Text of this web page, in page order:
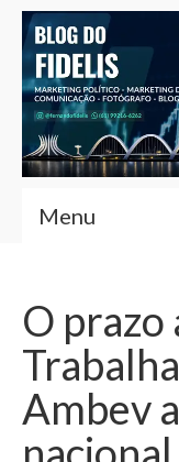
Menu
Fernando Fidelis
Café com Fidelis
Notícias Brasília
Contato
O prazo
Ambev